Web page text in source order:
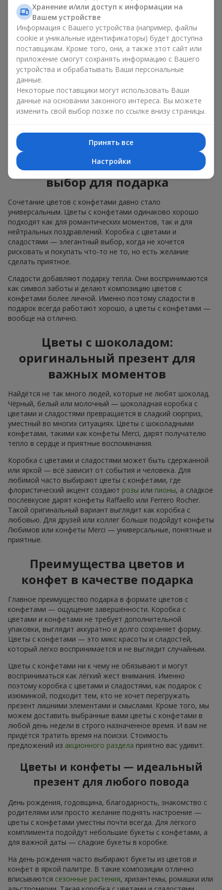
Длякорпоративного мероприятияподойдёт
премиальный подарок: здесь коробка с цветами и
сладостями дополняется изысканными каллами,
герберамиилиорхидеямии элитными сладостями;
Нежные букеты изэустомы, тюльпановили
альстромериихорошо сочетаются с конфетами
Merci, поддерживая нежную подачу и лёгкое
настроение — как
ребёнка или ко Дню всех влюблённых.
Мы поможем вам подобрать лучшее сочетание цветочного
микса и сладостей под ваш повод и оформим подарок —
Коробка с цветами и
сладостями — ваш лучший
выбор для подарка
Сочетание цветов с конфетами давно стало
универсальным. Цветы с конфетами одинаково хорошо
подходят как для романтических моментов, так и для
нейтральных поздравлений. Коробка с цветами и
сладостями — элегантный выбор, когда не хочется
рисковать и покупать что-то не то, но есть желание
сделать приятное.
Сладости добавляют подарку тепла. Они воспринимаются
как символ заботы и делают композицию цветов с
конфетами более личной. Именно поэтому сладости в
подарок всегда работают хорошо, а цветы с конфетами —
вообще на отлично.
Цветы с шоколадом:
оригинальный презент для
важных моментов
Найдётся не так много людей, которые не любят шоколад.
Чёрный, белый или молочный — шоколадная коробка с
цветами и сладостями превращается в сладкий сюрприз,
уместный во многих ситуациях. Цветы с шоколадными
конфетами, такими как конфеты Merci, дарят получателю
тепло в сердце и приятные воспоминания.
Коробка с цветами и сладостями может быть сдержанной
или яркой — всё зависит от события и человека. Для
любимой часто выбирают цветы с конфетами, где
флористический акцент создают розы или пионы, а сладкое
послевкусие дарят конфеты Raffaello или Ferrero Rocher.
Такой оригинальный вариант выглядит как коробка с
любовью. Для друзей или коллег больше подойдут конфеты
Любимов или конфеты Merci — универсальные, понятные и
приятные.
Преимущества цветов и
конфет в качестве подарка
Главное преимущество подарка в формате цветов с
конфетами — ощущение завершённости. Коробка с
цветами и конфетами не требует дополнительной
упаковки, выглядит аккуратно и долго сохраняет форму.
Цветы с конфетами — это микс красоты и сладостей,
который легко воспринимается и не выглядит случайным.
Цветы с конфетами ни к чему не обязывают и могут
восприниматься как лёгкий жест внимания. Именно
поэтому коробка с цветами и сладостями, как подарок с
изюминкой, подходит тем, кто не хочет перегружать
презент лишними элементами и смыслами. Кроме того, мы
можем доставить выбранные вами цветы с конфетами в
любой день недели в строго назначенное время. И вам не
придётся тратить время на поиски. Стоимость
предложений из акционного раздела приятно вас удивит.
Цветы и конфеты — идеальный
презент для любого повода
День рождения, годовщина, благодарность, знакомство с
родителями или просто желание поднять настроение —
цветы с конфетами уместны почти всегда. Для лёгкого
комплимента подойдут небольшие букеты с конфетами, а
для важной даты — сладкие букеты в коробке.
На день рождения часто выбирают букеты из цветов и
конфет в яркой палитре. В такие композиции отлично
вписываются сезонные растения, хризантемы, ромашки или
Хранение и/или доступ к информации на
Вашем устройстве
Информация с Вашего устройства (например, файлы
cookie и уникальные идентификаторы) будет доступна
поставщикам. Кроме того, они, а также этот сайт или
приложение смогут сохранять информацию с Вашего
устройства и обрабатывать Ваши персональные
данные.
Некоторые поставщики могут использовать Ваши
данные на основании законного интереса. Вы можете
изменить свой выбор позже по ссылке внизу страницы.
Принять все
Настройки